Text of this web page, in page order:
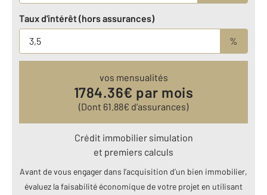
Taux d'intérêt (hors assurances)
%
vos mensualités
1784.36€ par mois
(Dont 61.88€ d’assurances)
Crédit immobilier simulation
et premiers calculs
Avant de vous engager dans l’acquisition d’un bien immobilier,
évaluez la faisabilité économique de votre projet en utilisant